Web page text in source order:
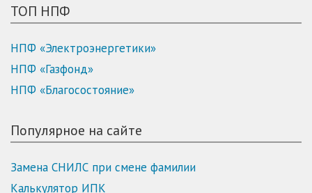
ТОП НПФ
НПФ «Электроэнергетики»
НПФ «Газфонд»
НПФ «Благосостояние»
Популярное на сайте
Замена СНИЛС при смене фамилии
Калькулятор ИПК